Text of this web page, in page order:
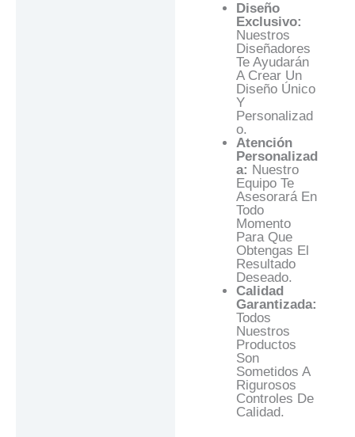
Diseño
Exclusivo:
Nuestros
Diseñadores
Te Ayudarán
A Crear Un
Diseño Único
Y
Personalizad
O.
Atención
Personalizad
A: Nuestro
Equipo Te
Asesorará En
Todo
Momento
Para Que
Obtengas El
Resultado
Deseado.
Calidad
Garantizada:
Todos
Nuestros
Productos
Son
Sometidos A
Rigurosos
Controles De
Calidad.